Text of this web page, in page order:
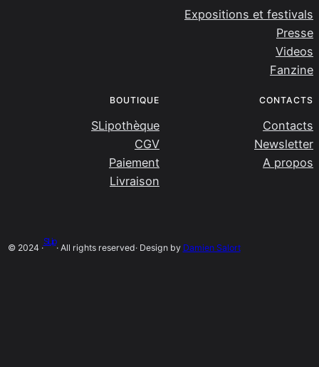
Expositions et festivals
Presse
Videos
Fanzine
BOUTIQUE
SLipothèque
CGV
Paiement
Livraison
CONTACTS
Contacts
Newsletter
A propos
© 2024 ·
SLip
· All rights reserved· Design by Damien Salort